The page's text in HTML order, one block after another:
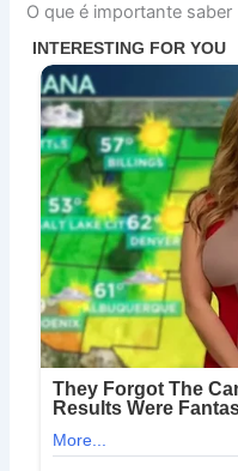
O que é importante saber